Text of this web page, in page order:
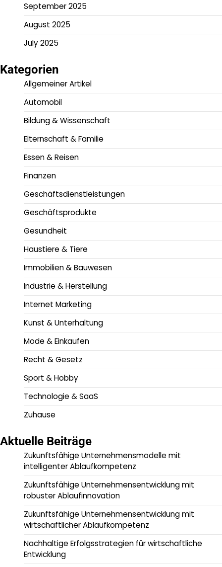
September 2025
August 2025
July 2025
Kategorien
Allgemeiner Artikel
Automobil
Bildung & Wissenschaft
Elternschaft & Familie
Essen & Reisen
Finanzen
Geschäftsdienstleistungen
Geschäftsprodukte
Gesundheit
Haustiere & Tiere
Immobilien & Bauwesen
Industrie & Herstellung
Internet Marketing
Kunst & Unterhaltung
Mode & Einkaufen
Recht & Gesetz
Sport & Hobby
Technologie & SaaS
Zuhause
Aktuelle Beiträge
Zukunftsfähige Unternehmensmodelle mit
intelligenter Ablaufkompetenz
Zukunftsfähige Unternehmensentwicklung mit
robuster Ablaufinnovation
Zukunftsfähige Unternehmensentwicklung mit
wirtschaftlicher Ablaufkompetenz
Nachhaltige Erfolgsstrategien für wirtschaftliche
Entwicklung